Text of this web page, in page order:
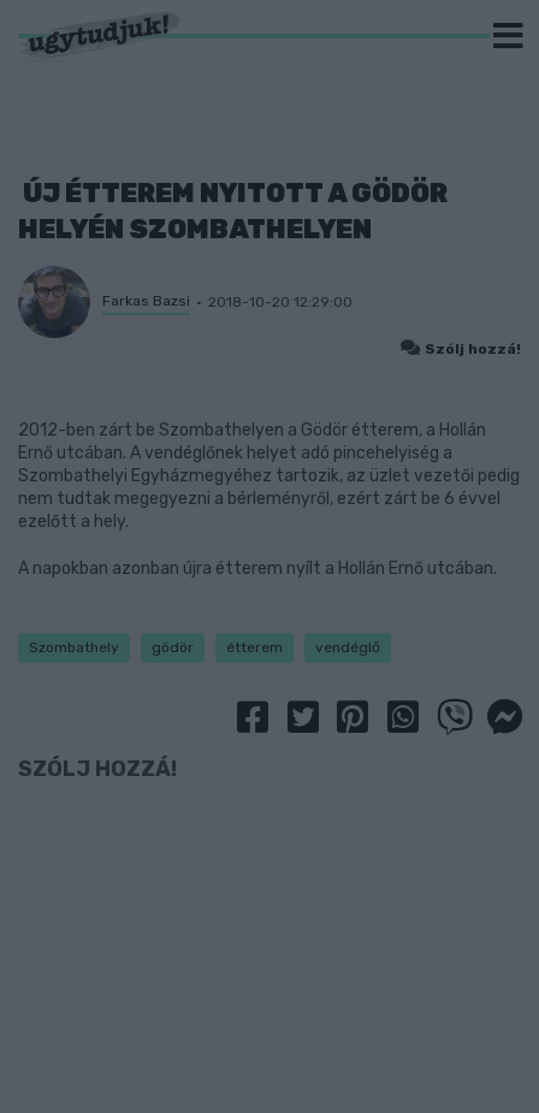
ÚJ ÉTTEREM NYITOTT A GÖDÖR
HELYÉN SZOMBATHELYEN
Farkas Bazsi 2018-10-20 12:29:00
Szólj hozzá!
2012-ben zárt be Szombathelyen a Gödör étterem, a Hollán
Ernő utcában. A vendéglőnek helyet adó pincehelyiség a
Szombathelyi Egyházmegyéhez tartozik, az üzlet vezetői pedig
nem tudtak megegyezni a bérleményről, ezért zárt be 6 évvel
ezelőtt a hely.
A napokban azonban újra étterem nyílt a Hollán Ernő utcában.
Szombathely gödör étterem vendéglő
SZÓLJ HOZZÁ!